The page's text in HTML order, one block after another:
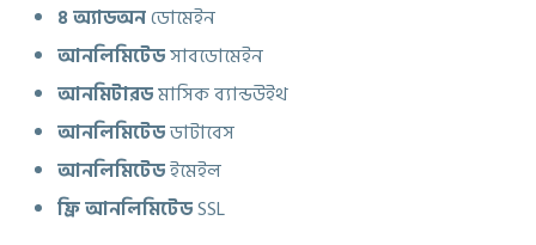
৪ অ্যাডঅনডোমেইন
আনলিমিটেডসাবডোমেইন
আনমিটারডমাসিক ব্যান্ডউইথ
আনলিমিটেডডাটাবেস
আনলিমিটেডইমেইল
ফ্রি আনলিমিটেডSSL